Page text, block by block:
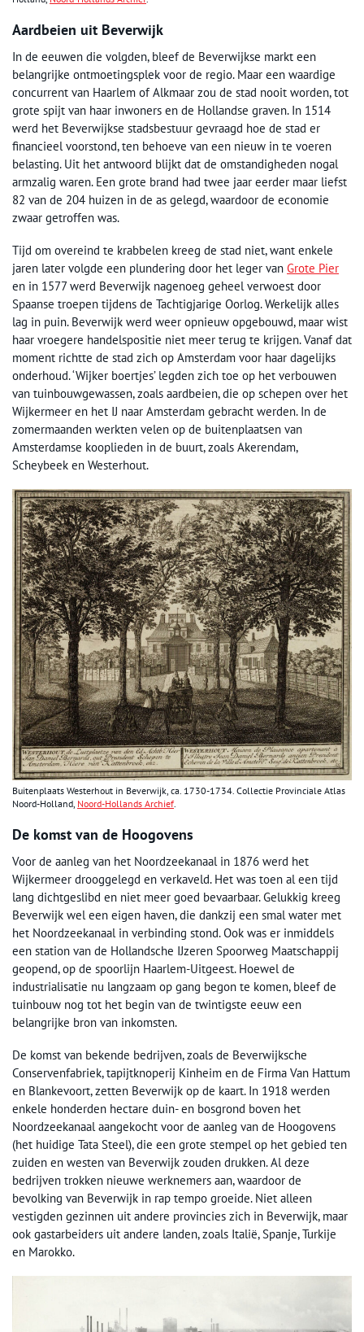
Aardbeien uit Beverwijk
In de eeuwen die volgden, bleef de Beverwijkse markt een
belangrijke ontmoetingsplek voor de regio. Maar een waardige
concurrent van Haarlem of Alkmaar zou de stad nooit worden, tot
grote spijt van haar inwoners en de Hollandse graven. In 1514
werd het Beverwijkse stadsbestuur gevraagd hoe de stad er
financieel voorstond, ten behoeve van een nieuw in te voeren
belasting. Uit het antwoord blijkt dat de omstandigheden nogal
armzalig waren. Een grote brand had twee jaar eerder maar liefst
82 van de 204 huizen in de as gelegd, waardoor de economie
zwaar getroffen was.
Tijd om overeind te krabbelen kreeg de stad niet, want enkele
jaren later volgde een plundering door het leger van Grote Pier
en in 1577 werd Beverwijk nagenoeg geheel verwoest door
Spaanse troepen tijdens de Tachtigjarige Oorlog. Werkelijk alles
lag in puin. Beverwijk werd weer opnieuw opgebouwd, maar wist
haar vroegere handelspositie niet meer terug te krijgen. Vanaf dat
moment richtte de stad zich op Amsterdam voor haar dagelijks
onderhoud. ‘Wijker boertjes’ legden zich toe op het verbouwen
van tuinbouwgewassen, zoals aardbeien, die op schepen over het
Wijkermeer en het IJ naar Amsterdam gebracht werden. In de
zomermaanden werkten velen op de buitenplaatsen van
Amsterdamse kooplieden in de buurt, zoals Akerendam,
Scheybeek en Westerhout.
Buitenplaats Westerhout in Beverwijk, ca. 1730-1734. Collectie Provinciale Atlas
Noord-Holland, Noord-Hollands Archief
De komst van de Hoogovens
Voor de aanleg van het Noordzeekanaal in 1876 werd het
Wijkermeer drooggelegd en verkaveld. Het was toen al een tijd
lang dichtgeslibd en niet meer goed bevaarbaar. Gelukkig kreeg
Beverwijk wel een eigen haven, die dankzij een smal water met
het Noordzeekanaal in verbinding stond. Ook was er inmiddels
een station van de Hollandsche IJzeren Spoorweg Maatschappij
geopend, op de spoorlijn Haarlem-Uitgeest. Hoewel de
industrialisatie nu langzaam op gang begon te komen, bleef de
tuinbouw nog tot het begin van de twintigste eeuw een
belangrijke bron van inkomsten.
De komst van bekende bedrijven, zoals de Beverwijksche
Conservenfabriek, tapijtknoperij Kinheim en de Firma Van Hattum
en Blankevoort, zetten Beverwijk op de kaart. In 1918 werden
enkele honderden hectare duin- en bosgrond boven het
Noordzeekanaal aangekocht voor de aanleg van de Hoogovens
(het huidige Tata Steel), die een grote stempel op het gebied ten
zuiden en westen van Beverwijk zouden drukken. Al deze
bedrijven trokken nieuwe werknemers aan, waardoor de
bevolking van Beverwijk in rap tempo groeide. Niet alleen
vestigden gezinnen uit andere provincies zich in Beverwijk, maar
ook gastarbeiders uit andere landen, zoals Italië, Spanje, Turkije
en Marokko.